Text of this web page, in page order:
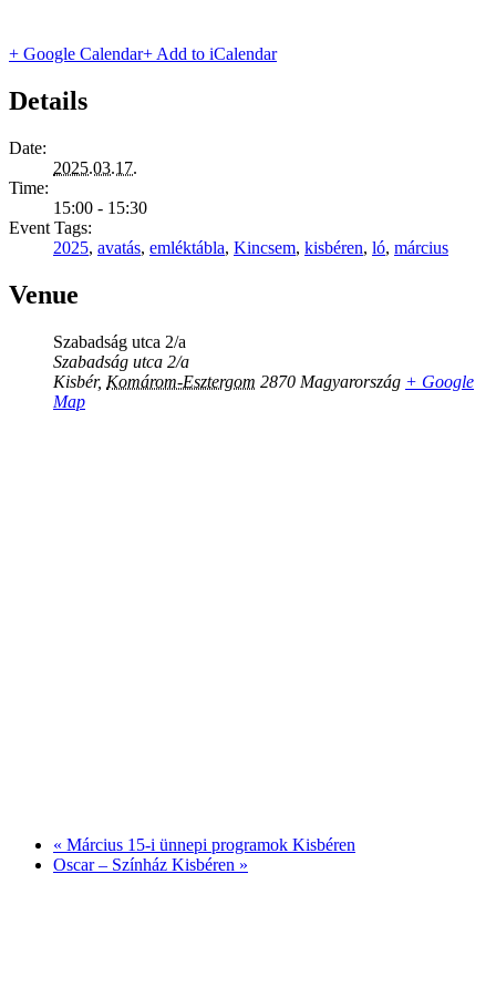
+ Google Calendar+ Add to iCalendar
Details
Date:
2025.03.17.
Time:
15:00 - 15:30
Event Tags:
2025, avatás, emléktábla, Kincsem, kisbéren, ló, március
Venue
Szabadság utca 2/a
Szabadság utca 2/a
Kisbér, Komárom-Esztergom 2870 Magyarország + Google
Map
« Március 15-i ünnepi programok Kisbéren
Oscar – Színház Kisbéren »